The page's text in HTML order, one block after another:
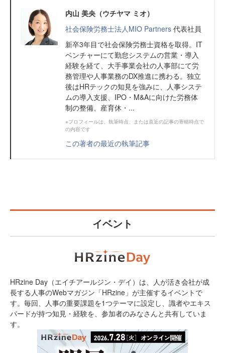
内山 美央（ウチヤマ ミオ）
社会保険労務士法人MIO Partners 代表社員
新卒3年目で社会保険労務士資格を取得。IT
ベンチャーにて勤怠システムの営業・導入
経験を経て、大手事業会社の人事部にて労
務管理や人事業務のDX推進に携わる。独立
後はHRテックの知見を強みに、人事システ
ムの導入支援、IPO・M&Aに向けた労務体
制の整備、産育休・...
※プロフィールは、執筆時点、または直近の記事の寄稿時点で
の内容です
この著者の最近の執筆記事
イベント
HRzine Day（エイチアールジン・デイ）は、人が活き会社が成
長する人事のWebマガジン「HRzine」が主催するイベントで
す。毎回、人事の重要課題を1つテーマに設定し、識者やエキス
パードが持つ知見・経験を、参加者のみなさんと共有していま
す。